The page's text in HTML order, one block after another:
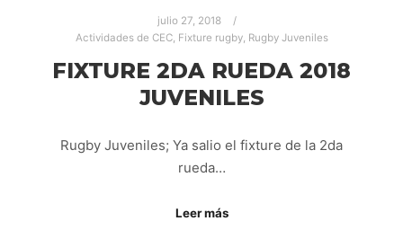
julio 27, 2018
Actividades de CEC, Fixture rugby, Rugby Juveniles
FIXTURE 2DA RUEDA 2018
JUVENILES
Rugby Juveniles; Ya salio el fixture de la 2da
rueda…
Leer más